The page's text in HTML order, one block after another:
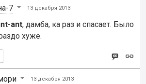
7 13 декабря 2013
ant, дамба, ка раз и спасает. Было
хуже.
13 декабря 2013